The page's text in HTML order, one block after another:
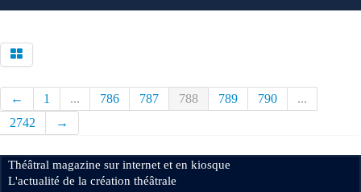
← 1 ... 786 787 788 789 790
...
2742
→
Théâtral magazine sur internet et en kiosque
L'actualité de la création théâtrale